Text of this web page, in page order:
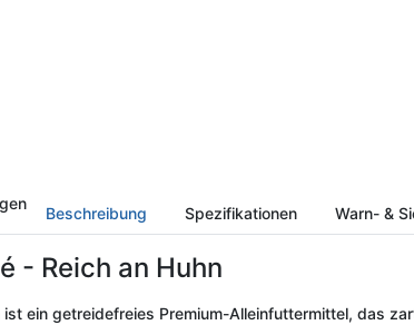
Beschreibung Spezifikationen Warn- &
- Reich an Huhn
ist ein getreidefreies Premium-Alleinfuttermittel, das